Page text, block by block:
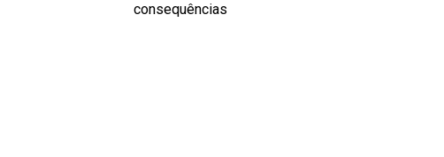
consequências